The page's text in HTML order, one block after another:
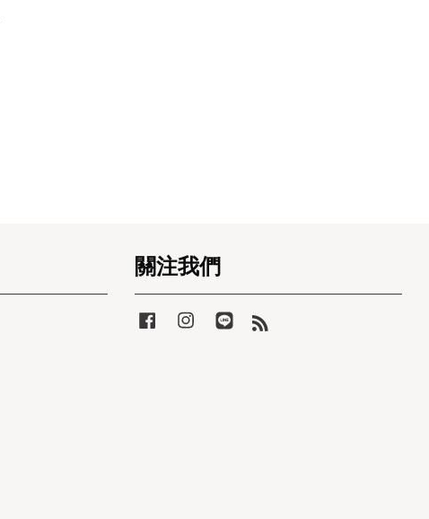
關注我們
FacebookInstagramLine